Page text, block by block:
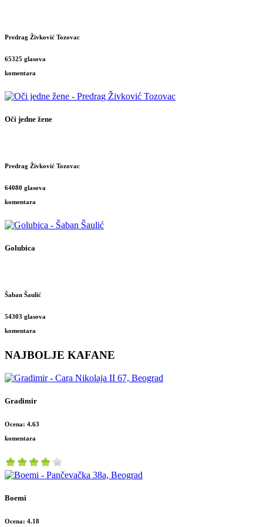
Predrag Živković Tozovac
65325 glasova
komentara
Oči jedne žene
Predrag Živković Tozovac
64080 glasova
komentara
Golubica
Šaban Šaulić
54303 glasova
komentara
NAJBOLJE KAFANE
Gradimir
Ocena: 4.63
komentara
Boemi
Ocena: 4.18